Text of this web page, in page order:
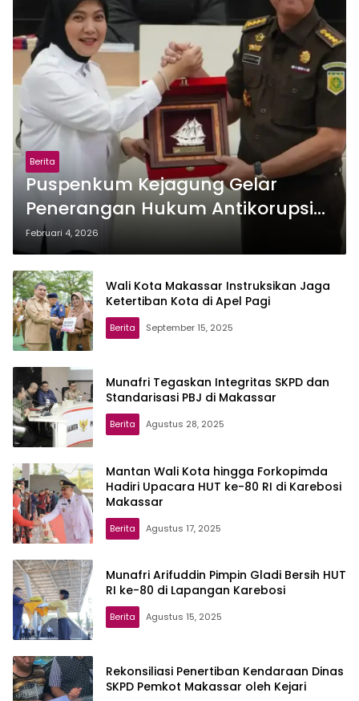
Berita
Puspenkum Kejagung Gelar
Penerangan Hukum Antikorupsi
di Makassar, Aliyah Tekankan
Budaya Integritas
Februari 4, 2026
Wali Kota Makassar Instruksikan Jaga
Ketertiban Kota di Apel Pagi
Berita September 15, 2025
Munafri Tegaskan Integritas SKPD dan
Standarisasi PBJ di Makassar
Berita Agustus 28, 2025
Mantan Wali Kota hingga Forkopimda
Hadiri Upacara HUT ke-80 RI di Karebosi
Makassar
Berita Agustus 17, 2025
Munafri Arifuddin Pimpin Gladi Bersih HUT
RI ke-80 di Lapangan Karebosi
Berita Agustus 15, 2025
Rekonsiliasi Penertiban Kendaraan Dinas
SKPD Pemkot Makassar oleh Kejari